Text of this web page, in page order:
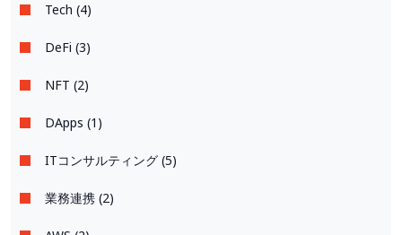
Tech (4)
DeFi (3)
NFT (2)
DApps (1)
ITコンサルティング (5)
業務連携 (2)